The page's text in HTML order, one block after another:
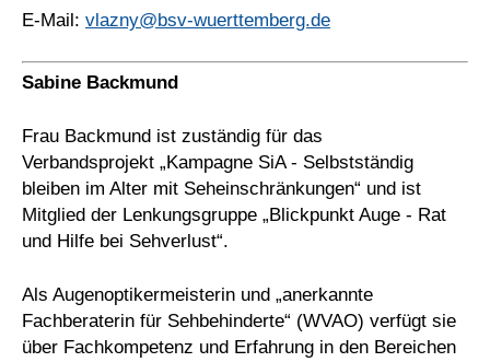
E-Mail: vlazny@bsv-wuerttemberg.de
Sabine Backmund
Frau Backmund ist zuständig für das
Verbandsprojekt „Kampagne SiA - Selbstständig
bleiben im Alter mit Seheinschränkungen“ und ist
Mitglied der Lenkungsgruppe „Blickpunkt Auge - Rat
und Hilfe bei Sehverlust“.
Als Augenoptikermeisterin und „anerkannte
Fachberaterin für Sehbehinderte“ (WVAO) verfügt sie
über Fachkompetenz und Erfahrung in den Bereichen